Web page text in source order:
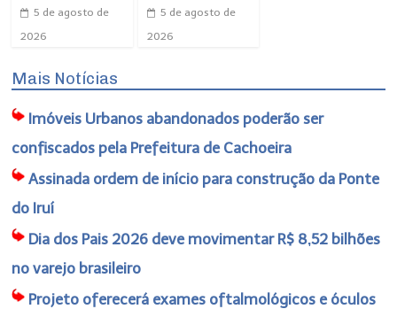
5 de agosto de
2026
5 de agosto de
2026
Mais Notícias
Imóveis Urbanos abandonados poderão ser
confiscados pela Prefeitura de Cachoeira
Assinada ordem de início para construção da Ponte
do Iruí
Dia dos Pais 2026 deve movimentar R$ 8,52 bilhões
no varejo brasileiro
Projeto oferecerá exames oftalmológicos e óculos